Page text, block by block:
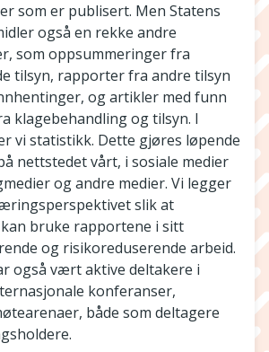
som er publisert. Men Statens
også en rekke andre
som oppsummeringer fra
tilsyn, rapporter fra andre tilsyn
og artikler med funn
klagebehandling og tilsyn. I
vi statistikk. Dette gjøres løpende
nettstedet vårt, i sosiale medier
og andre medier. Vi legger
slik at
bruke rapportene i sitt
og risikoreduserende arbeid.
også vært aktive deltakere i
konferanser,
både som deltagere